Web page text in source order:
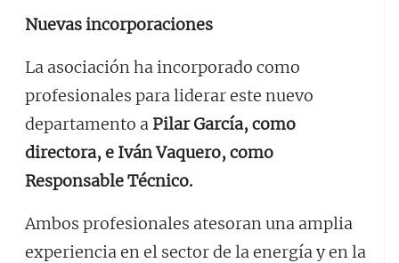
Nuevas incorporaciones
La asociación ha incorporado como
profesionales para liderar este nuevo
departamento a Pilar García, como
directora, e Iván Vaquero, como
Responsable Técnico.
Ambos profesionales atesoran una amplia
experiencia en el sector de la energía y en la